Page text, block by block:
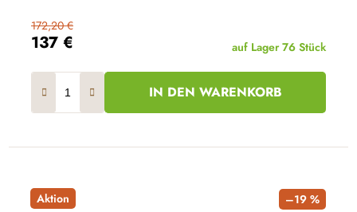
137 €
172,20 €
auf Lager 76 Stück
IN DEN WARENKORB
Aktion –19 %